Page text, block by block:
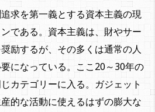
求を第一義とする資本主義の現
である。資本主義は、財やサー
励するが、その多くは通常の人
になっている。ここ20～30年の
カテゴリーに入る。ガジェット
的な活動に使えるはずの膨大な